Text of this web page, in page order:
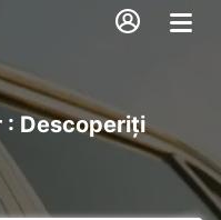
: Descoperiți